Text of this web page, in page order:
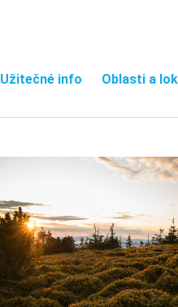
Užitečné info Oblasti a